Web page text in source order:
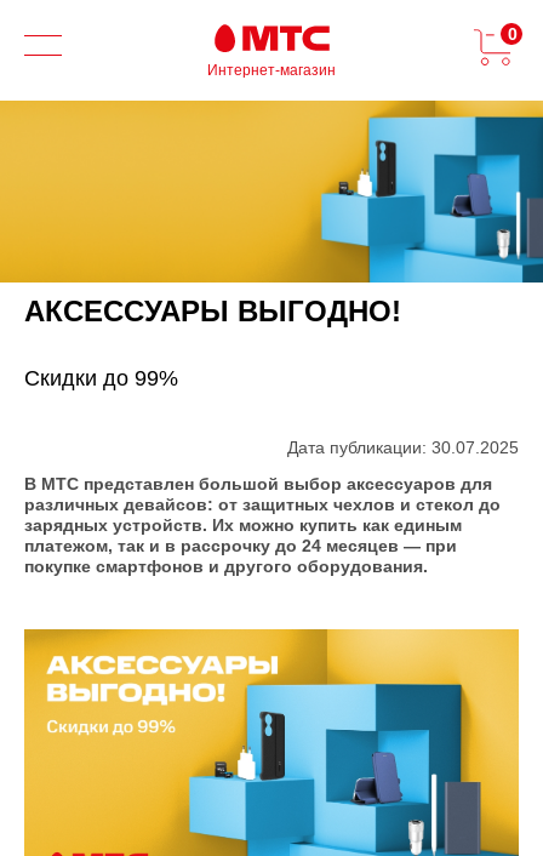
Интернет-магазин
0
АКСЕССУАРЫ ВЫГОДНО!
Скидки до 99%
Дата публикации: 30.07.2025
В МТС представлен большой выбор аксессуаров для
различных девайсов: от защитных чехлов и стекол до
зарядных устройств. Их можно купить как единым
платежом, так и в рассрочку до 24 месяцев — при
покупке смартфонов и другого оборудования.